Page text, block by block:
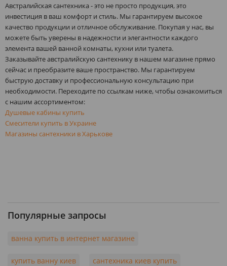
Австралийская сантехника - это не просто продукция, это
инвестиция в ваш комфорт и стиль. Мы гарантируем высокое
качество продукции и отличное обслуживание. Покупая у нас, вы
можете быть уверены в надежности и элегантности каждого
элемента вашей ванной комнаты, кухни или туалета.
Заказывайте австралийскую сантехнику в нашем магазине прямо
сейчас и преобразите ваше пространство. Мы гарантируем
быструю доставку и профессиональную консультацию при
необходимости. Переходите по ссылкам ниже, чтобы ознакомиться
с нашим ассортиментом:
Душевые кабины купить
Смесители купить в Украине
Магазины сантехники в Харькове
Популярные запросы
ванна купить в интернет магазине
купить ванну киев сантехника киев купить